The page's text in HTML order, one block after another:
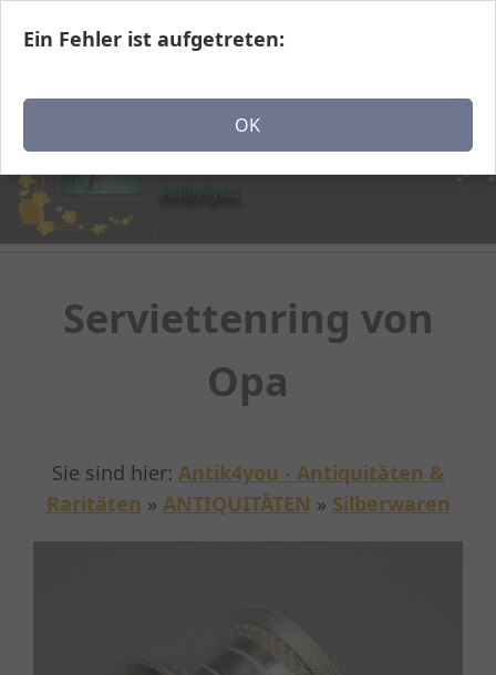
Navigation einblenden
Serviettenring von
Opa
Sie sind hier: Antik4you - Antiquitäten &
Raritäten » ANTIQUITÄTEN » Silberwaren
Ein Fehler ist aufgetreten:
OK